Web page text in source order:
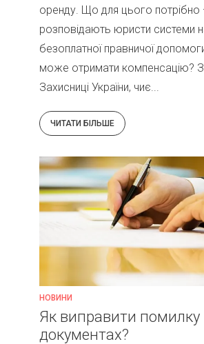
оренду. Що для цього потрібно
розповідають юристи системи
безоплатної правничої
може отримати компенсацію?
Захисниці України, чиє...
ЧИТАТИ БІЛЬШЕ
НОВИНИ
Як виправити помилку
документах?